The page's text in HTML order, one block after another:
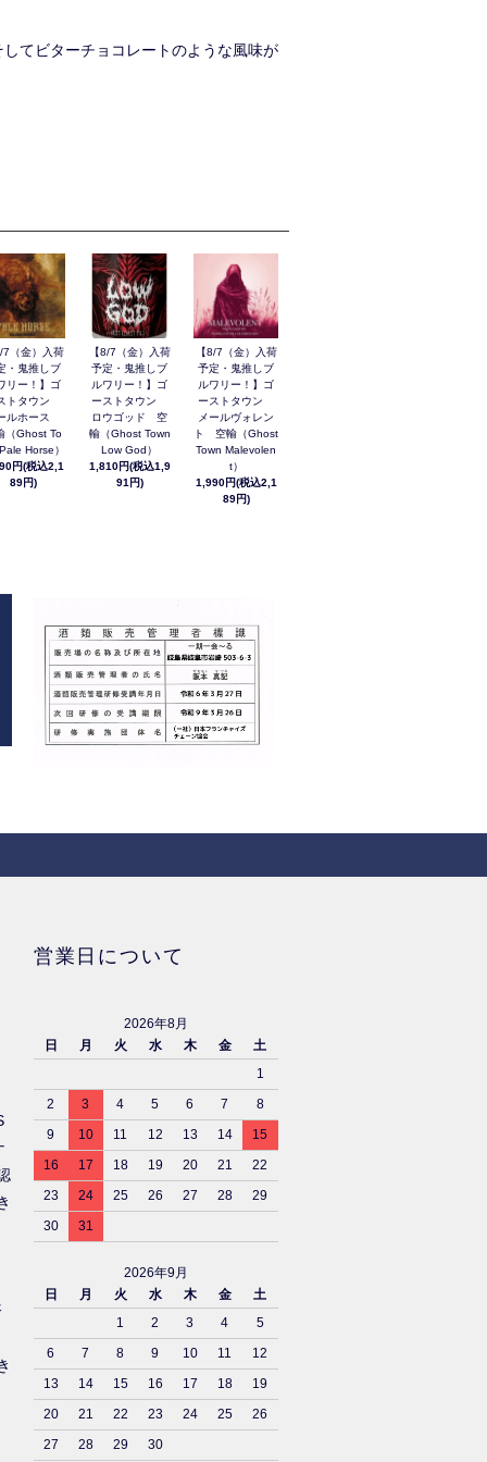
てビターチョコレートのような風味が
7（金）入荷
・鬼推しブ
リー！】ゴ
トタウン
ルホース
（Ghost To
Horse）
円(税込2,1
89円)
【8/7（金）入荷
予定・鬼推しブ
ルワリー！】ゴ
ーストタウン
ロウゴッド 空
輸（Ghost Town
Low God）
1,810円(税込1,9
91円)
【8/7（金）入荷
予定・鬼推しブ
ルワリー！】ゴ
ーストタウン
メールヴォレン
ト 空輸（Ghost
Town Malevolen
t）
1,990円(税込2,1
89円)
営業日について
2026年8月
日
月 火 水 木 金
土
1
2
3 4 5 6 7
8
9
10 11 12 13 14
15
16
17 18 19 20 21
22
23
24 25 26 27 28
29
30
31
2026年9月
日
月 火 水 木 金
土
1
2 3 4
5
6
7 8 9 10 11
12
13
14 15 16 17 18
19
20
21 22 23 24 25
26
27
28 29 30